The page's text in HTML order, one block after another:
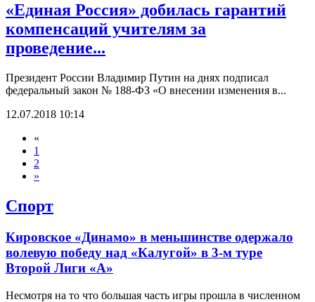
«Единая Россия» добилась гарантий
компенсаций учителям за
проведение...
Президент России Владимир Путин на днях подписал
федеральный закон № 188-ФЗ «О внесении изменения в...
12.07.2018 10:14
«
1
2
»
Спорт
Кировское «Динамо» в меньшинстве одержало
волевую победу над «Калугой» в 3-м туре
Второй Лиги «А»
Несмотря на то что большая часть игры прошла в численном